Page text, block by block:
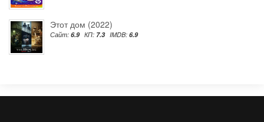
Этот дом (2022)
Сайт: 6.9 КП: 7.3 IMDB: 6.9